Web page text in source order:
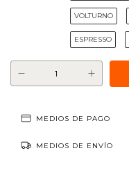
VOLTURNO
ESPRESSO
MEDIOS DE PAGO
MEDIOS DE ENVÍO